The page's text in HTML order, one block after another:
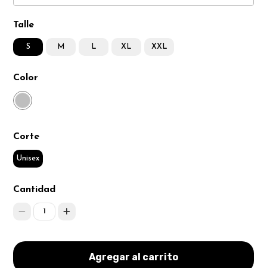
Talle
S M L XL XXL
Color
Corte
Unisex
Cantidad
1
Agregar al carrito